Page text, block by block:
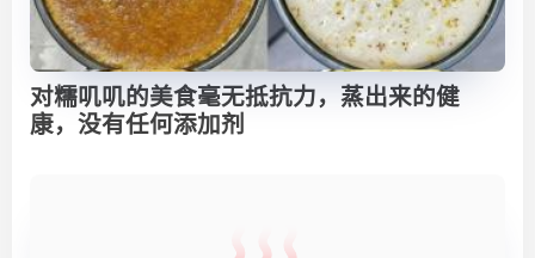
对糯叽叽的美食毫无抵抗力，蒸出来的健
康，没有任何添加剂